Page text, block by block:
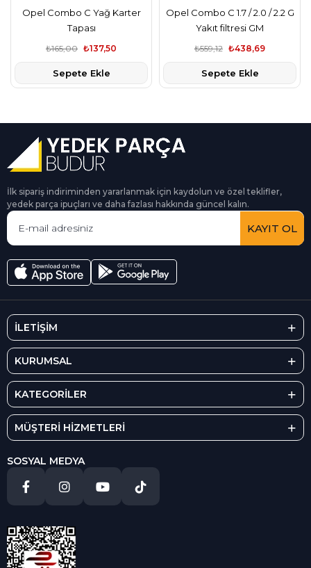
Opel Combo C Yağ Karter
Tapası
₺137,50
₺165,00
Sepete Ekle
Opel Combo C 1.7 / 2.0 / 2.2 G
Yakıt filtresi GM
₺438,69
₺559,12
Sepete Ekle
İlk sipariş indiriminden yararlanmak için kaydolun ve özel teklifler,
yedek parça ipuçları ve daha fazlası hakkında güncel kalın.
KAYIT OL
İLETİŞİM
KURUMSAL
KATEGORİLER
MÜŞTERİ HİZMETLERİ
SOSYAL MEDYA